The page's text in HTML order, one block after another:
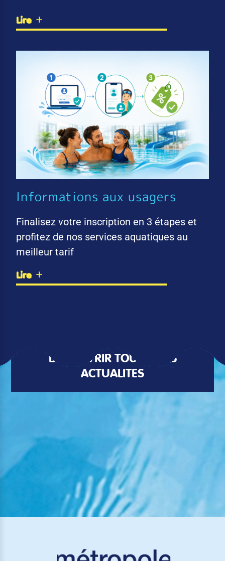
Lire
Informations aux usagers
Finalisez votre inscription en 3 étapes et
profitez de nos services aquatiques au
meilleur tarif
Lire
DÉCOUVRIR TOUTES LES
ACTUALITÉS